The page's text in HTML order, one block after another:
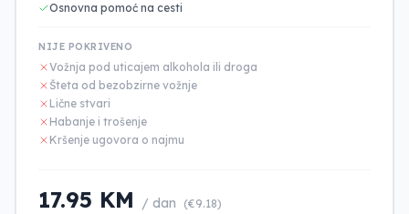
Osnovna pomoć na cesti
NIJE POKRIVENO
Vožnja pod uticajem alkohola ili droga
Šteta od bezobzirne vožnje
Lične stvari
Habanje i trošenje
Kršenje ugovora o najmu
17.95 KM / dan (€9.18)